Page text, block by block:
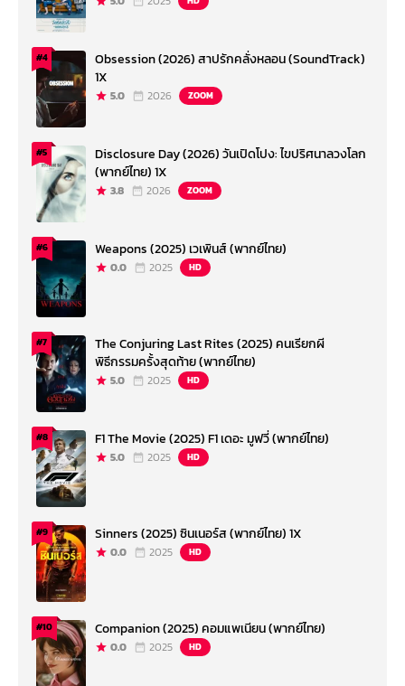
#4
Obsession (2026) สาปรักคลั่งหลอน (SoundTrack)
1X
5.0 2026 ZOOM
#5
Disclosure Day (2026) วันเปิดโปง: ไขปริศนาลวงโลก
(พากย์ไทย) 1X
3.8 2026 ZOOM
#6 Weapons (2025) เวเพินส์ (พากย์ไทย)
0.0 2025 HD
#7
The Conjuring Last Rites (2025) คนเรียกผี
พิธีกรรมครั้งสุดท้าย (พากย์ไทย)
5.0 2025 HD
#8 F1 The Movie (2025) F1 เดอะ มูฟวี่ (พากย์ไทย)
5.0 2025 HD
#9 Sinners (2025) ซินเนอร์ส (พากย์ไทย) 1X
0.0 2025 HD
#10 Companion (2025) คอมแพเนียน (พากย์ไทย)
0.0 2025 HD